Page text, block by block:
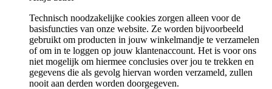
Technisch noodzakelijke cookies zorgen alleen voor de
basisfuncties van onze website. Ze worden bijvoorbeeld
gebruikt om producten in jouw winkelmandje te verzamelen
of om in te loggen op jouw klantenaccount. Het is voor ons
niet mogelijk om hiermee conclusies over jou te trekken en
gegevens die als gevolg hiervan worden verzameld, zullen
nooit aan derden worden doorgegeven.